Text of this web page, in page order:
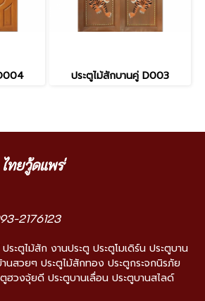
ประตูไม้สักบานคู่ D003
ทยวู้ดแพร่
2176123
ระตูไม้สัก งานประตู ประตูโมเดิร์น ประตูบาน
นสวยๆ ประตูไม้สักทอง ประตูกระจกนิรภัย
ฮวงจุ้ยดี ประตูบานเลื่อน ประตูบานสไลด์